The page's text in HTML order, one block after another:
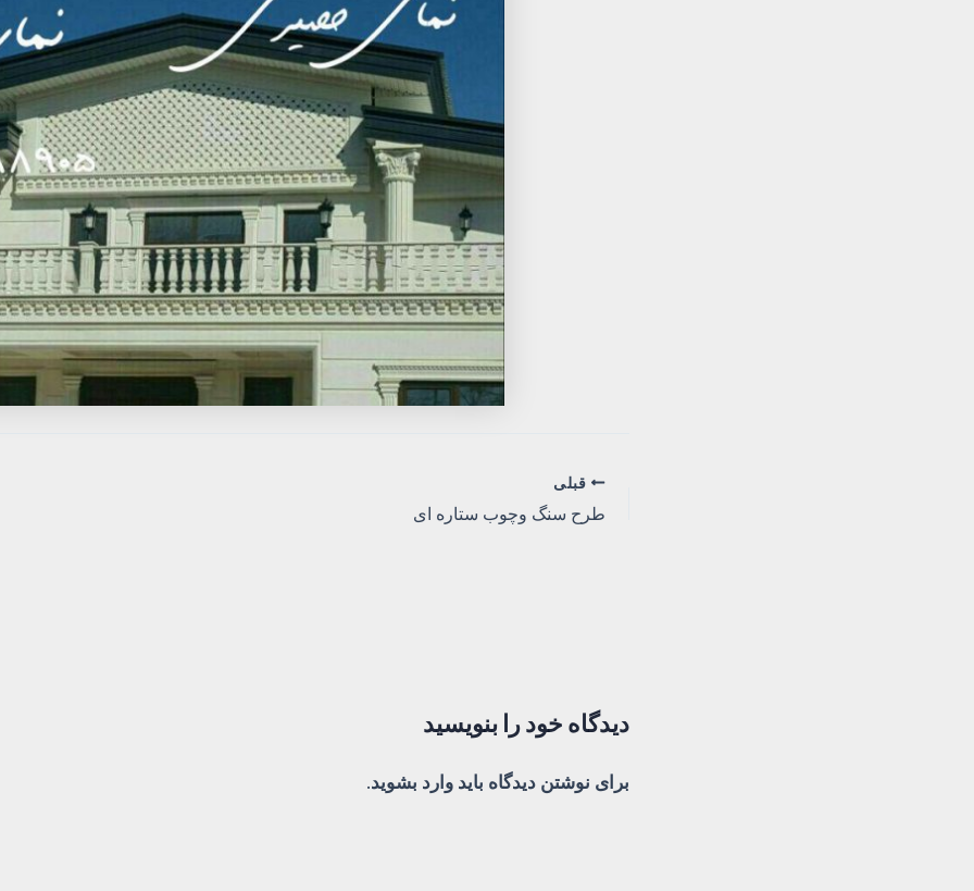
پیمایش
نوشته
قبلی
طرح سنگ وچوب ستاره ای
دیدگاه‌ خود را بنویسید
برای نوشتن دیدگاه بایدوارد بشوید.